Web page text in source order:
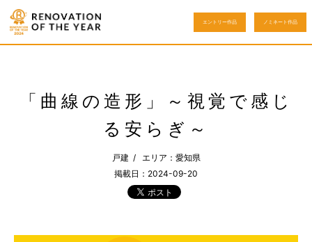
エントリー作品 ノミネート作品
「曲線の造形」～視覚で感じ
る安らぎ～
戸建 / エリア：愛知県
掲載日：2024-09-20